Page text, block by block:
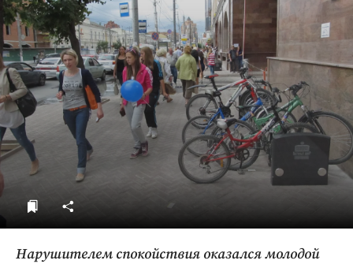
ДоброЦентр
Голодный шпион
Нарушителем спокойствия оказался молодой